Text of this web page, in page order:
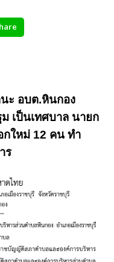
ะ อบต.หินกอง
เป็นเทศบาล นายก
ใหม่ 12 คน ทำ
ร